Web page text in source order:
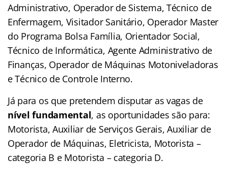
Administrativo, Operador de Sistema, Técnico de
Enfermagem, Visitador Sanitário, Operador Master
do Programa Bolsa Família, Orientador Social,
Técnico de Informática, Agente Administrativo de
Finanças, Operador de Máquinas Motoniveladoras
e Técnico de Controle Interno.
Já para os que pretendem disputar as vagas de
nível fundamental, as oportunidades são para:
Motorista, Auxiliar de Serviços Gerais, Auxiliar de
Operador de Máquinas, Eletricista, Motorista –
categoria B e Motorista – categoria D.